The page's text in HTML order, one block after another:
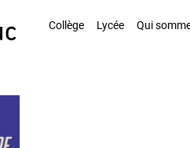
Collège Lycée Qui